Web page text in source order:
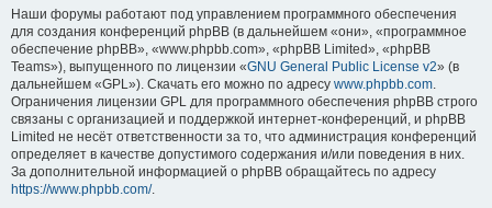
Наши форумы работают под управлением программного обеспечения
для создания конференций phpBB (в дальнейшем «они», «программное
обеспечение phpBB», «www.phpbb.com», «phpBB Limited», «phpBB
Teams»), выпущенного по лицензии «GNU General Public License v2» (в
дальнейшем «GPL»). Скачать его можно по адресу www.phpbb.com.
Ограничения лицензии GPL для программного обеспечения phpBB строго
связаны с организацией и поддержкой интернет-конференций, и phpBB
Limited не несёт ответственности за то, что администрация конференций
определяет в качестве допустимого содержания и/или поведения в них.
За дополнительной информацией о phpBB обращайтесь по адресу
https://www.phpbb.com/.